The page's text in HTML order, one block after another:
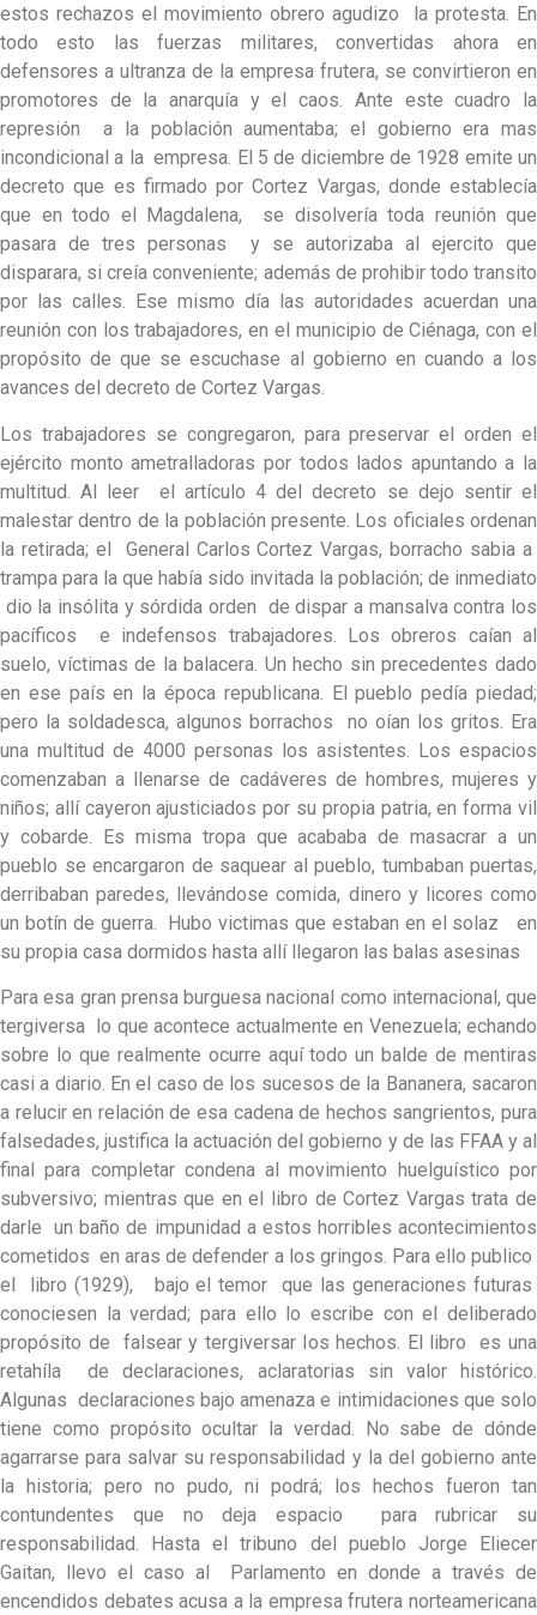
estos rechazos el movimiento obrero agudizo la protesta. En
todo esto las fuerzas militares, convertidas ahora en
defensores a ultranza de la empresa frutera, se convirtieron en
promotores de la anarquía y el caos. Ante este cuadro la
represión a la población aumentaba; el gobierno era mas
incondicional a la empresa. El 5 de diciembre de 1928 emite un
decreto que es firmado por Cortez Vargas, donde establecía
que en todo el Magdalena, se disolvería toda reunión que
pasara de tres personas y se autorizaba al ejercito que
disparara, si creía conveniente; además de prohibir todo transito
por las calles. Ese mismo día las autoridades acuerdan una
reunión con los trabajadores, en el municipio de Ciénaga, con el
propósito de que se escuchase al gobierno en cuando a los
avances del decreto de Cortez Vargas.
Los trabajadores se congregaron, para preservar el orden el
ejército monto ametralladoras por todos lados apuntando a la
multitud. Al leer el artículo 4 del decreto se dejo sentir el
malestar dentro de la población presente. Los oficiales ordenan
la retirada; el General Carlos Cortez Vargas, borracho sabia a
trampa para la que había sido invitada la población; de inmediato
dio la insólita y sórdida orden de dispar a mansalva contra los
pacíficos e indefensos trabajadores. Los obreros caían al
suelo, víctimas de la balacera. Un hecho sin precedentes dado
en ese país en la época republicana. El pueblo pedía piedad;
pero la soldadesca, algunos borrachos no oían los gritos. Era
una multitud de 4000 personas los asistentes. Los espacios
comenzaban a llenarse de cadáveres de hombres, mujeres y
niños; allí cayeron ajusticiados por su propia patria, en forma vil
y cobarde. Es misma tropa que acababa de masacrar a un
pueblo se encargaron de saquear al pueblo, tumbaban puertas,
derribaban paredes, llevándose comida, dinero y licores como
un botín de guerra. Hubo victimas que estaban en el solaz en
su propia casa dormidos hasta allí llegaron las balas asesinas
Para esa gran prensa burguesa nacional como internacional, que
tergiversa lo que acontece actualmente en Venezuela; echando
sobre lo que realmente ocurre aquí todo un balde de mentiras
casi a diario. En el caso de los sucesos de la Bananera, sacaron
a relucir en relación de esa cadena de hechos sangrientos, pura
falsedades, justifica la actuación del gobierno y de las FFAA y al
final para completar condena al movimiento huelguístico por
subversivo; mientras que en el libro de Cortez Vargas trata de
darle un baño de impunidad a estos horribles acontecimientos
cometidos en aras de defender a los gringos. Para ello publico
el libro (1929), bajo el temor que las generaciones futuras
conociesen la verdad; para ello lo escribe con el deliberado
propósito de falsear y tergiversar los hechos. El libro es una
retahíla de declaraciones, aclaratorias sin valor histórico.
Algunas declaraciones bajo amenaza e intimidaciones que solo
tiene como propósito ocultar la verdad. No sabe de dónde
agarrarse para salvar su responsabilidad y la del gobierno ante
la historia; pero no pudo, ni podrá; los hechos fueron tan
contundentes que no deja espacio para rubricar su
responsabilidad. Hasta el tribuno del pueblo Jorge Eliecer
Gaitan, llevo el caso al Parlamento en donde a través de
encendidos debates acusa a la empresa frutera norteamericana